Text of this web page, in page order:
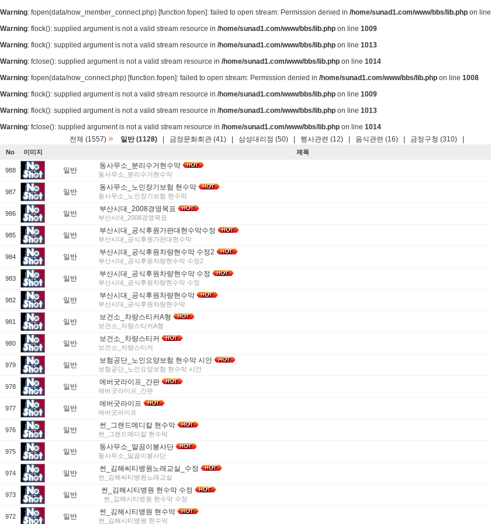
Warning: fopen(data/now_member_connect.php) [function.fopen]: failed to open stream: Permission denied in /home/sunad1.com/www/bbs/lib.php on line
Warning: flock(): supplied argument is not a valid stream resource in /home/sunad1.com/www/bbs/lib.php on line 1009
Warning: flock(): supplied argument is not a valid stream resource in /home/sunad1.com/www/bbs/lib.php on line 1013
Warning: fclose(): supplied argument is not a valid stream resource in /home/sunad1.com/www/bbs/lib.php on line 1014
Warning: fopen(data/now_connect.php) [function.fopen]: failed to open stream: Permission denied in /home/sunad1.com/www/bbs/lib.php on line 1008
Warning: flock(): supplied argument is not a valid stream resource in /home/sunad1.com/www/bbs/lib.php on line 1009
Warning: flock(): supplied argument is not a valid stream resource in /home/sunad1.com/www/bbs/lib.php on line 1013
Warning: fclose(): supplied argument is not a valid stream resource in /home/sunad1.com/www/bbs/lib.php on line 1014
전체 (1557) » 일반 (1128) 금정문화회관 (41) 삼성대리점 (50) 행사관련 (12) 음식관련 (16) 금정구청 (310)
No 이미지 제목
988 일반
동사무소_분리수거현수막
동사무소_분리수거현수막
987 일반
동사무소_노인장기보험 현수막
동사무소_노인장기보험 현수막
986 일반
부산시대_2008경영목표
부산시대_2008경영목표
985 일반
부산시대_공식후원가판대현수막수정
부산시대_공식후원가판대현수막
984 일반
부산시대_공식후원차량현수막 수정2
부산시대_공식후원차량현수막 수정2
983 일반
부산시대_공식후원차량현수막 수정
부산시대_공식후원차량현수막 수정
982 일반
부산시대_공식후원차량현수막
부산시대_공식후원차량현수막
981 일반
보건소_차량스티커A형
보건소_차량스티커A형
980 일반
보건소_차량스티커
보건소_차량스티커
979 일반
보험공단_노인요양보험 현수막 시안
보험공단_노인요양보험 현수막 시안
978 일반
에버굿라이프_간판
에버굿라이프_간판
977 일반
에버굿라이프
에버굿라이프
976 일반
썬_그랜드메디칼 현수막
썬_그랜드메디칼 현수막
975 일반
동사무소_말끔이봉사단
동사무소_말끔이봉사단
974 일반
썬_김해씨티병원노래교실_수정
썬_김해씨티병원노래교실
973 일반
썬_김해시티병원 현수막 수정
썬_김해시티병원 현수막 수정
972 일반
썬_김해시티병원 현수막
썬_김해시티병원 현수막